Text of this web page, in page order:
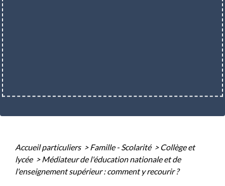
Accueil particuliers > Famille - Scolarité > Collège et
lycée > Médiateur de l'éducation nationale et de
l'enseignement supérieur : comment y recourir ?